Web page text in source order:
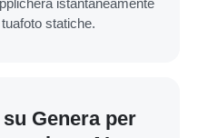
statiche.
Genera per